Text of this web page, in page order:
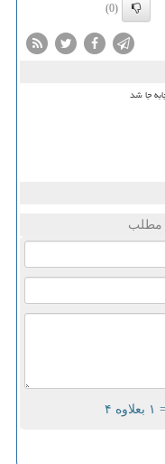
(0)
جا شد
مطلب
۴